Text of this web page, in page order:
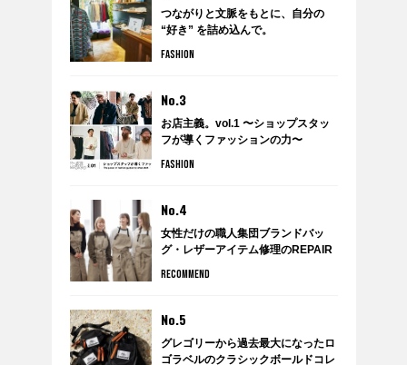
つながりと文脈をもとに、自分の
“好き” を詰め込んで。
のポップアップショップ
入！
FASHION
No.3
お店主義。vol.1 〜ショップスタッ
フが導くファッションの力〜
FASHION
No.4
女性だけの職人集団ブランドバッ
グ・レザーアイテム修理のREPAIR
RECOMMEND
No.5
グレゴリーから過去最大になったロ
ゴラベルのクラシックボールドコレ